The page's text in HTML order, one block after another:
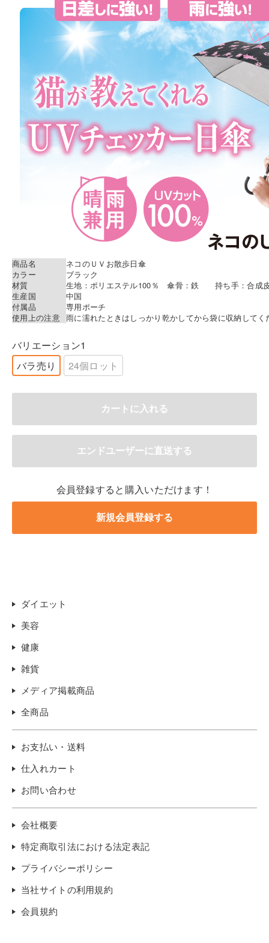
商品名
ネコのＵＶお散歩日傘
カラー
ブラック
材質
生地：ポリエステル100％ 傘骨：鉄 持ち手：合成
生産国
中国
付属品
専用ポーチ
使用上の注意 雨に濡れたときはしっかり乾かしてから袋に収納して
バリエーション1
バラ売り
24個ロット
会員登録すると購入いただけます！
ダイエット
美容
健康
雑貨
メディア掲載商品
全商品
お支払い・送料
仕入れカート
お問い合わせ
会社概要
特定商取引法における法定表記
プライバシーポリシー
当社サイトの利用規約
会員規約